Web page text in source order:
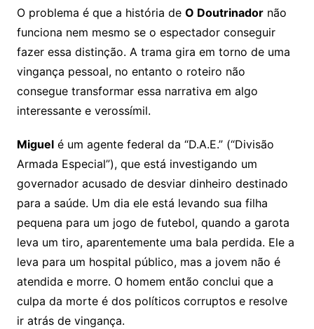
O problema é que a história de O Doutrinadornão
funciona nem mesmo se o espectador conseguir
fazer essa distinção. A trama gira em torno de uma
vingança pessoal, no entanto o roteiro não
consegue transformar essa narrativa em algo
interessante e verossímil.
Miguelé um agente federal da “D.A.E.” (“Divisão
Armada Especial”), que está investigando um
governador acusado de desviar dinheiro destinado
para a saúde. Um dia ele está levando sua filha
pequena para um jogo de futebol, quando a garota
leva um tiro, aparentemente uma bala perdida. Ele a
leva para um hospital público, mas a jovem não é
atendida e morre. O homem então conclui que a
culpa da morte é dos políticos corruptos e resolve
ir atrás de vingança.